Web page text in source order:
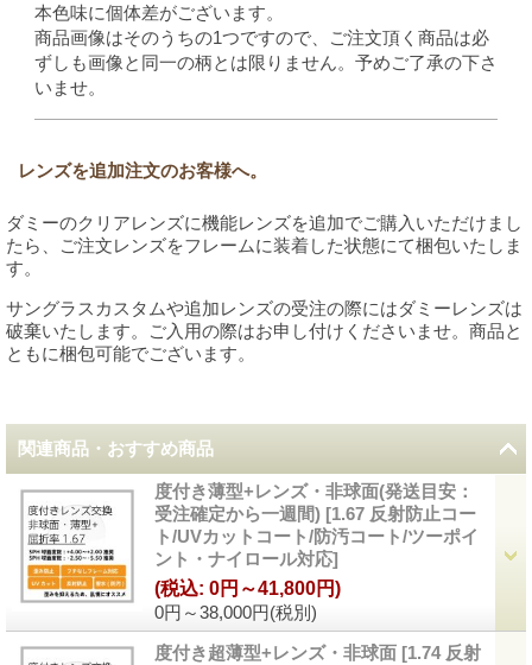
本色味に個体差がございます。
商品画像はそのうちの1つですので、ご注文頂く商品は必
ずしも画像と同一の柄とは限りません。予めご了承の下さ
いませ。
レンズを追加注文のお客様へ。
ダミーのクリアレンズに機能レンズを追加でご購入いただけまし
たら、ご注文レンズをフレームに装着した状態にて梱包いたしま
す。
サングラスカスタムや追加レンズの受注の際にはダミーレンズは
破棄いたします。ご入用の際はお申し付けくださいませ。商品と
ともに梱包可能でございます。
関連商品・おすすめ商品
度付き薄型+レンズ・非球面(発送目安：
受注確定から一週間) [1.67 反射防止コー
ト/UVカットコート/防汚コート/ツーポイ
ント・ナイロール対応]
0円～38,000円(税別)
(税込: 0円～41,800円)
度付き超薄型+レンズ・非球面 [1.74 反射